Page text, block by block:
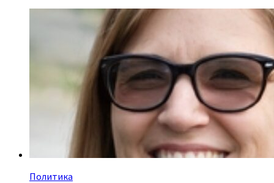
Политика